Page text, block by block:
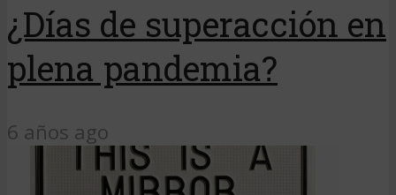
¿Días de superacción en
plena pandemia?
6 años ago